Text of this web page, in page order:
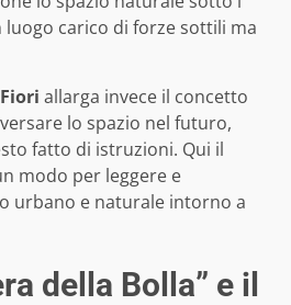
carico di forze sottili ma
allarga invece il concetto
lo spazio nel futuro,
fatto di istruzioni. Qui il
modo per leggere e
urbano e naturale intorno a
della Bolla” e il